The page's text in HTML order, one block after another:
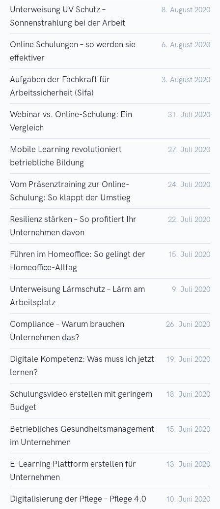
Unterweisung UV Schutz –
Sonnenstrahlung bei der Arbeit
8. August 2020
Online Schulungen – so werden sie
effektiver
6. August 2020
Aufgaben der Fachkraft für
Arbeitssicherheit (Sifa)
3. August 2020
Webinar vs. Online-Schulung: Ein
Vergleich
31. Juli 2020
Mobile Learning revolutioniert
betriebliche Bildung
27. Juli 2020
Vom Präsenztraining zur Online-
Schulung: So klappt der Umstieg
24. Juli 2020
Resilienz stärken – So profitiert Ihr
Unternehmen davon
22. Juli 2020
Führen im Homeoffice: So gelingt der
Homeoffice-Alltag
15. Juli 2020
Unterweisung Lärmschutz – Lärm am
Arbeitsplatz
9. Juli 2020
Compliance – Warum brauchen
Unternehmen das?
26. Juni 2020
Digitale Kompetenz: Was muss ich jetzt
lernen?
19. Juni 2020
Schulungsvideo erstellen mit geringem
Budget
18. Juni 2020
Betriebliches Gesundheitsmanagement
im Unternehmen
15. Juni 2020
E-Learning Plattform erstellen für
Unternehmen
13. Juni 2020
Digitalisierung der Pflege – Pflege 4.0 10. Juni 2020